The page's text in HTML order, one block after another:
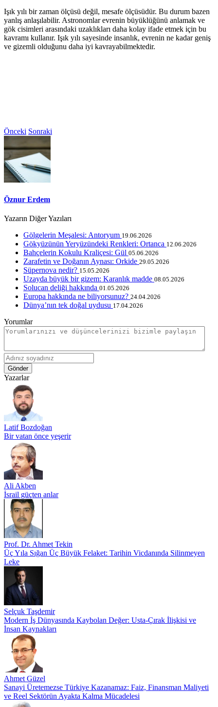
Işık yılı bir zaman ölçüsü değil, mesafe ölçüsüdür. Bu durum bazen
yanlış anlaşılabilir. Astronomlar evrenin büyüklüğünü anlamak ve
gök cisimleri arasındaki uzaklıkları daha kolay ifade etmek için bu
kavramı kullanır. Işık yılı sayesinde insanlık, evrenin ne kadar geniş
ve gizemli olduğunu daha iyi kavrayabilmektedir.
Önceki Sonraki
Öznur Erdem
Yazarın Diğer Yazıları
Gölgelerin Meşalesi: Antoryum 19.06.2026
Gökyüzünün Yeryüzündeki Renkleri: Ortanca 12.06.2026
Bahçelerin Kokulu Kraliçesi: Gül 05.06.2026
Zarafetin ve Doğanın Aynası: Orkide 29.05.2026
Süpernova nedir? 15.05.2026
Uzayda büyük bir gizem: Karanlık madde 08.05.2026
Solucan deliği hakkında 01.05.2026
Europa hakkında ne biliyorsunuz? 24.04.2026
Dünya’nın tek doğal uydusu 17.04.2026
Yorumlar
Gönder
Yazarlar
Latif Bozdoğan
Bir vatan önce yeşerir
Ali Akben
İsrail güçten anlar
Prof. Dr. Ahmet Tekin
Üç Yıla Sığan Üç Büyük Felaket: Tarihin Vicdanında Silinmeyen
Leke
Selçuk Taşdemir
Modern İş Dünyasında Kaybolan Değer: Usta-Çırak İlişkisi ve
İnsan Kaynakları
Ahmet Güzel
Sanayi Üretemezse Türkiye Kazanamaz: Faiz, Finansman Maliyeti
ve Reel Sektörün Ayakta Kalma Mücadelesi